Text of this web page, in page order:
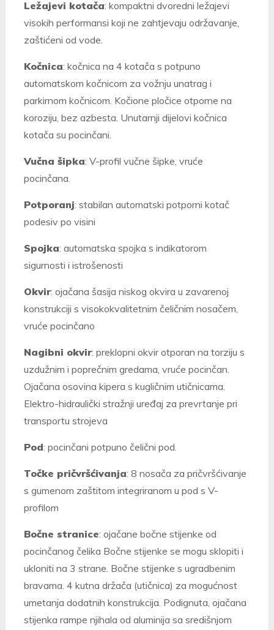
Ležajevi kotača: kompaktni dvoredni ležajevi
visokih performansi koji ne zahtjevaju održavanje,
zaštićeni od vode.
Kočnica: kočnica na 4 kotača s potpuno
automatskom kočnicom za vožnju unatrag i
parkirnom kočnicom. Kočione pločice otporne na
koroziju, bez azbesta. Unutarnji dijelovi kočnica
kotača su pocinčani.
Vučna šipka: V-profil vučne šipke, vruće
pocinčana.
Potporanj: stabilan automatski potporni kotač
podesiv po visini
Spojka: automatska spojka s indikatorom
sigurnosti i istrošenosti
Okvir: ojačana šasija niskog okvira u zavarenoj
konstrukciji s visokokvalitetnim čeličnim nosačem,
vruće pocinčano
Nagibni okvir: preklopni okvir otporan na torziju s
uzdužnim i poprečnim gredama, vruće pocinčan.
Ojačana osovina kipera s kugličnim utičnicama.
Elektro-hidraulički stražnji uređaj za prevrtanje pri
transportu strojeva
Pod: pocinčani potpuno čelični pod.
Točke pričvršćivanja: 8 nosača za pričvršćivanje
s gumenom zaštitom integriranom u pod s V-
profilom
Bočne stranice: ojačane bočne stijenke od
pocinčanog čelika Bočne stijenke se mogu sklopiti i
ukloniti na 3 strane. Bočne stijenke s ugradbenim
bravama. 4 kutna držača (utičnica) za mogućnost
umetanja dodatnih konstrukcija. Podignuta, ojačana
stijenka rampe njihala od aluminija sa središnjom